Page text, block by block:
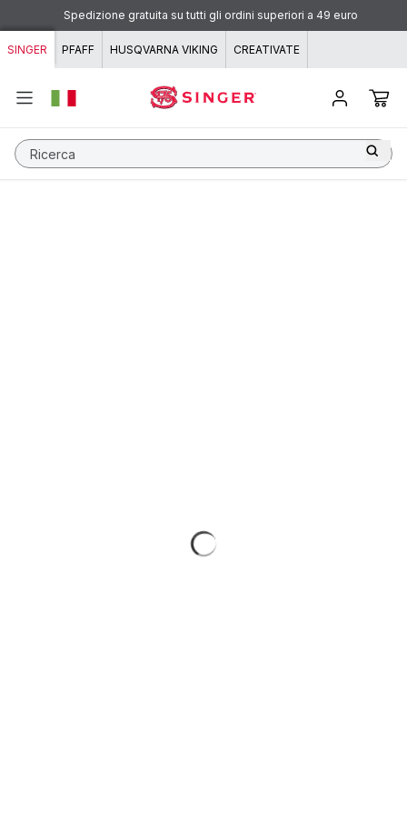
Vai al contenuto
Spedizione gratuita su tutti gli ordini superiori a 49 euro
SINGER PFAFF HUSQVARNA VIKING CREATIVATE
Ricerca